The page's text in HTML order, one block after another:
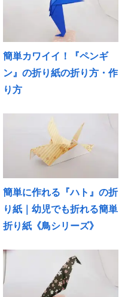
簡単カワイイ！『ペンギ
ン』の折り紙の折り方・作
り方
簡単に作れる『ハト』の折
り紙｜幼児でも折れる簡単
折り紙《鳥シリーズ》